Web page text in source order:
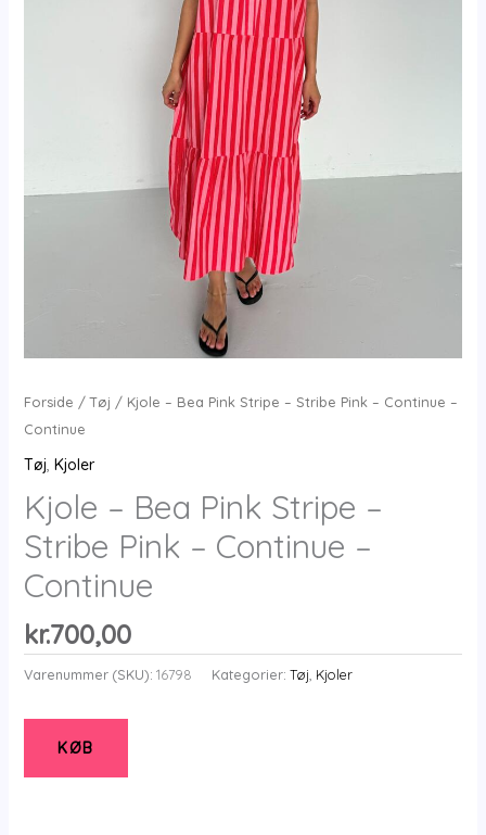
Forside /Tøj / Kjole – Bea Pink Stripe – Stribe Pink – Continue –
Continue
Tøj, Kjoler
Kjole – Bea Pink Stripe –
Stribe Pink – Continue –
Continue
kr.700,00
Varenummer (SKU): 16798 Kategorier: Tøj, Kjoler
KØB